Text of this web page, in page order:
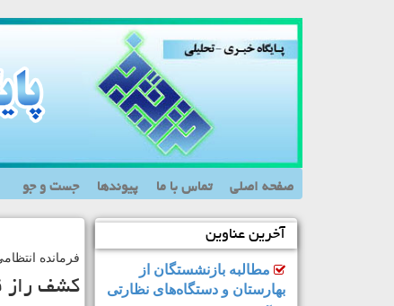
صفحه اصلی تماس با ما پیوندها جست و جو
آخرین عناوین
مطالبه بازنشستگان از
بهارستان و دستگاه‌های نظارتی
فرمانده
کشف راز قتل